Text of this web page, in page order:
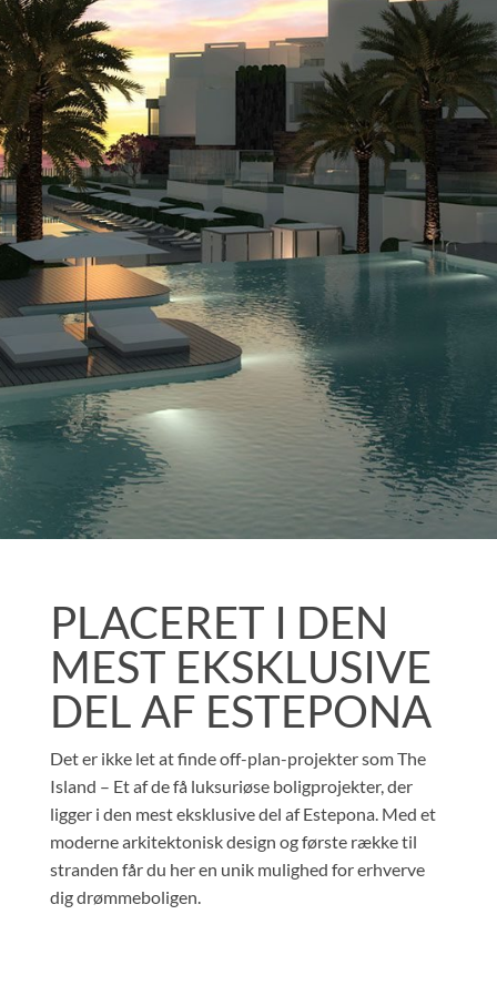
PLACERET I DEN
MEST EKSKLUSIVE
DEL AF ESTEPONA
Det er ikke let at finde off-plan-projekter som The
Island – Et af de få luksuriøse boligprojekter, der
ligger i den mest eksklusive del af Estepona. Med et
moderne arkitektonisk design og første række til
stranden får du her en unik mulighed for erhverve
dig drømmeboligen.